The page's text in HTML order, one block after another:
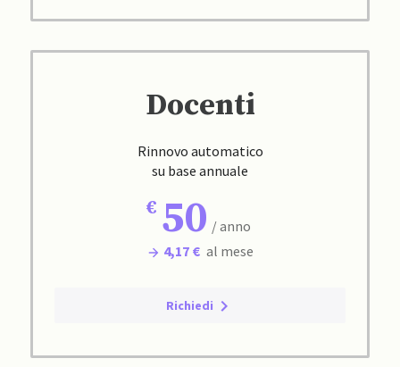
Docenti
Rinnovo automatico
su base annuale
50 / anno
4,17 € al mese
Richiedi